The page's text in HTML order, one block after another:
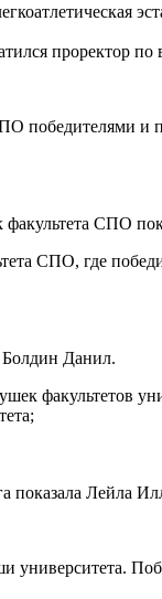
проректор
победителями и
СПО
СПО, где
Данил.
факультетов
показала Лейла
университета.